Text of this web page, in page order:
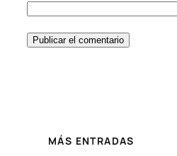
MÁS ENTRADAS